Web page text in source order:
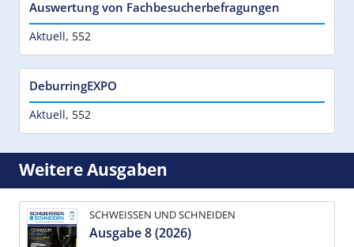
Auswertung von Fachbesucherbefragungen
Aktuell, 552
DeburringEXPO
Aktuell, 552
Weitere Ausgaben
SCHWEISSEN UND SCHNEIDEN
Ausgabe 8 (2026)